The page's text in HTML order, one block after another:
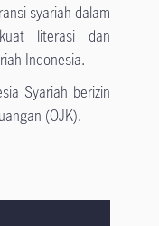
syariah dalam
literasi dan
Indonesia.
Syariah berizin
(OJK).